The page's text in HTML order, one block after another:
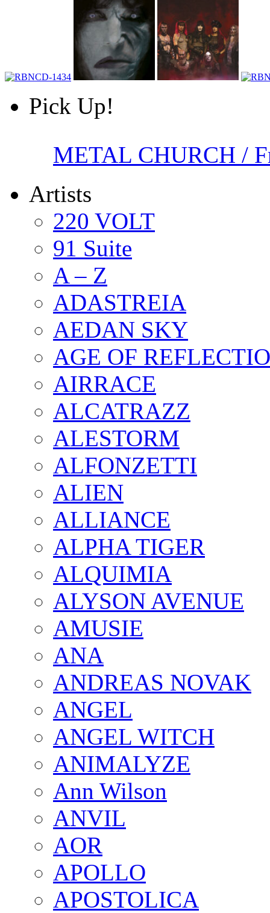
Pick Up!
METAL CHURCH /
Artists
220 VOLT
91 Suite
A – Z
ADASTREIA
AEDAN SKY
AGE OF
AIRRACE
ALCATRAZZ
ALESTORM
ALFONZETTI
ALIEN
ALLIANCE
ALPHA TIGER
ALQUIMIA
ALYSON AVENUE
AMUSIE
ANA
ANDREAS NOVAK
ANGEL
ANGEL WITCH
ANIMALYZE
Ann Wilson
ANVIL
AOR
APOLLO
APOSTOLICA